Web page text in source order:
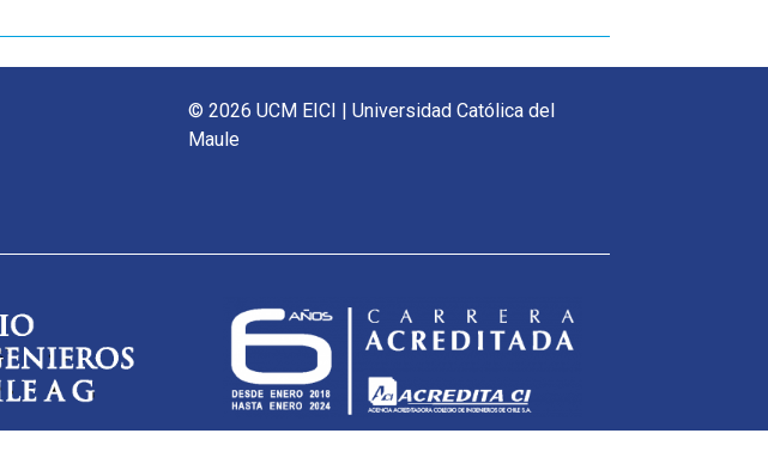
© 2026 UCM EICI | Universidad Católica del
Maule